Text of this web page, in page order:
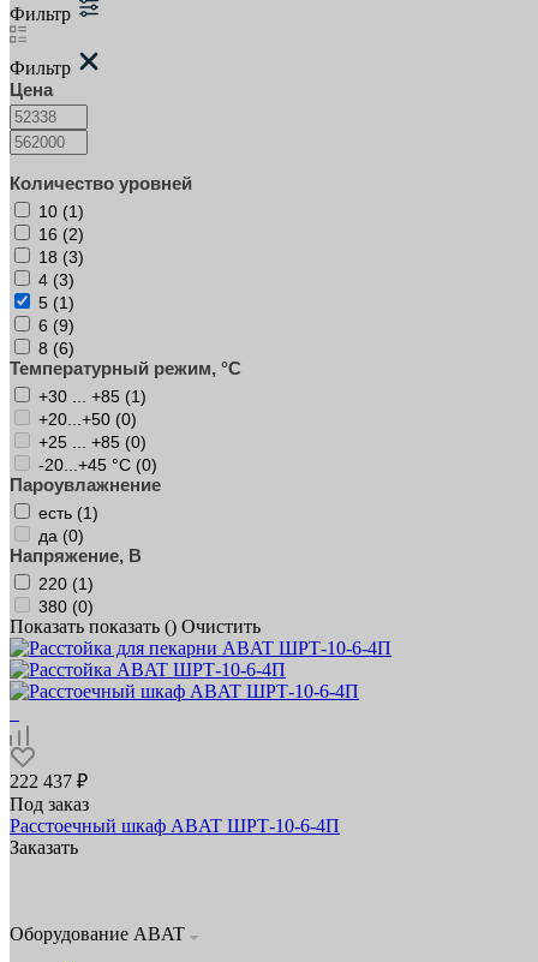
Фильтр
Фильтр
Цена
Количество уровней
10 (1)
16 (2)
18 (3)
4 (3)
5 (1)
6 (9)
8 (6)
Температурный режим, °C
+30 ... +85 (1)
+20...+50 (0)
+25 ... +85 (0)
-20...+45 °C (0)
Пароувлажнение
есть (1)
да (0)
Напряжение, В
220 (1)
380 (0)
Показать показать () Очистить
222 437 ₽
Под заказ
Расстоечный шкаф ABAT ШРТ‑10‑6‑4П
Заказать
Оборудование ABAT